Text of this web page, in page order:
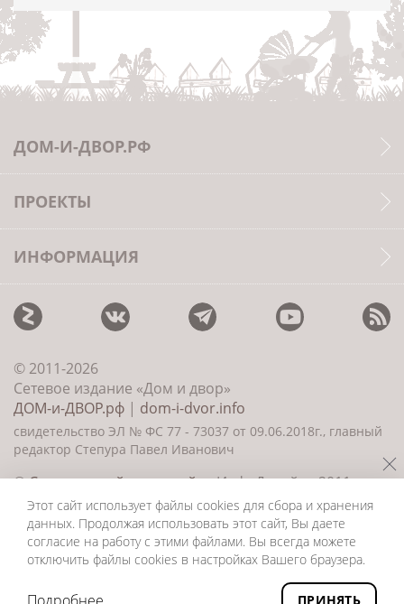
ДОМ-И-ДВОР.РФ
ПРОЕКТЫ
ИНФОРМАЦИЯ
© 2011-2026
Сетевое издание «Дом и двор»
ДОМ-и-ДВОР.рф | dom-i-dvor.info
свидетельство ЭЛ № ФС 77 - 73037 от 09.06.2018г., главный
редактор Степура Павел Иванович
©Создание сайта и дизайн«ИнфоДизайн» 2011—
2026
Этот сайт использует файлы cookies для сбора и хранения
данных. Продолжая использовать этот сайт, Вы даете
согласие на работу с этими файлами. Вы всегда можете
отключить файлы cookies в настройках Вашего браузера.
ПРИНЯТЬ